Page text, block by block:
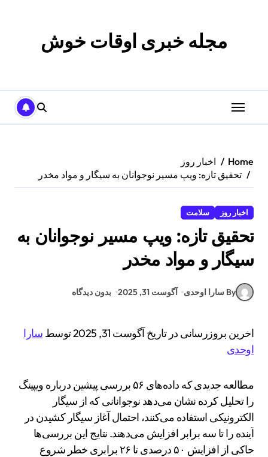
مجله خبری اوقات خوش
Home
اخبار روز
تحقیق تازه: ویپ مسیر نوجوانان به سیگار و مواد مخدر
اخبار روز سلامت
تحقیق تازه: ویپ مسیر نوجوانان به
سیگار و مواد مخدر
By سارا اوحدی آگوست 31, 2025 بدون دیدگاه
اخرین بروزرسانی در تاریخ آگوست 31, 2025 توسط
سارا
اوحدی
مطالعه جدیدی که داده‌های ۵۶ بررسی پیشین درباره ویپینگ
را تحلیل کرده نشان می‌دهد نوجوانانی که از سیگار
الکترونیکی استفاده می‌کنند، احتمال آغاز سیگار کشیدن در
آینده را تا سه برابر افزایش می‌دهند. نتایج این بررسی‌ها
حاکی از افزایش ۵۰ درصدی تا ۲۶ برابری خطر شروع